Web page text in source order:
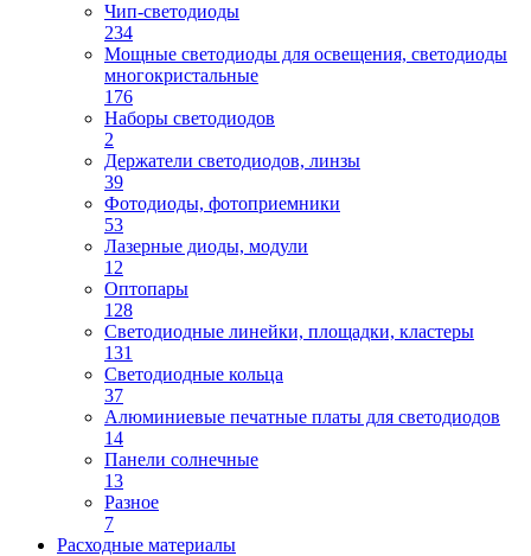
Чип-светодиоды
234
Мощные светодиоды для освещения, светодиоды
многокристальные
176
Наборы светодиодов
2
Держатели светодиодов, линзы
39
Фотодиоды, фотоприемники
53
Лазерные диоды, модули
12
Оптопары
128
Светодиодные линейки, площадки, кластеры
131
Светодиодные кольца
37
Алюминиевые печатные платы для светодиодов
14
Панели солнечные
13
Разное
7
Расходные материалы